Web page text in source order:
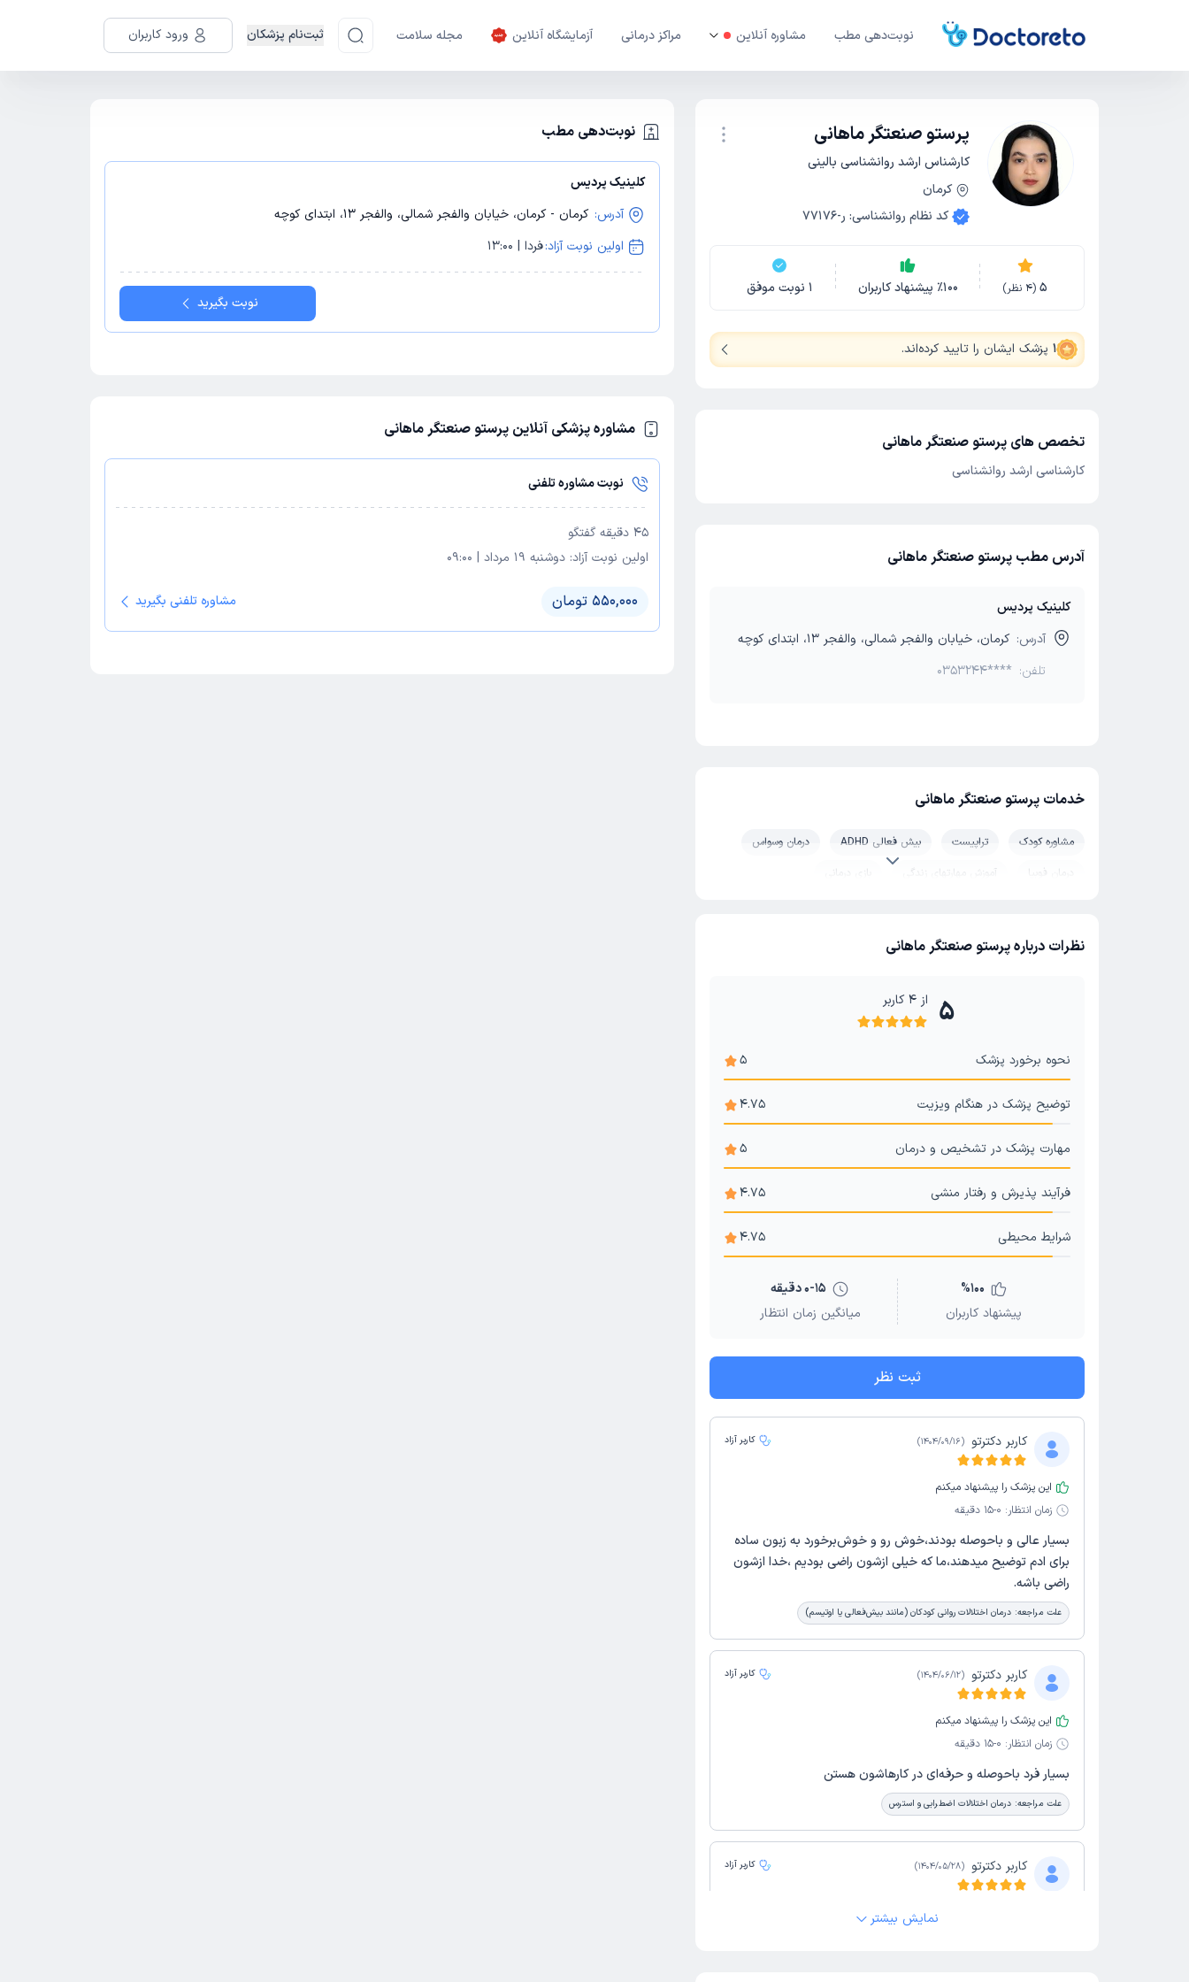
نوبت‌دهی مطب مشاوره آنلاین مراکز درمانی آزمایشگاه آنلاین مجله سلامت ثبت‌نام پزشکان ورود کاربران
پرستو صنعتگر ماهانی
کارشناس ارشد روانشناسی بالینی
کرمان
کد نظام روانشناسی: ر-77176
5
(
4 نظر) ٪100 پیشنهاد کاربران 1 نوبت موفق
1 پزشک ایشان را تایید کرده‌اند.
نوبت‌دهی مطب
کلینیک پردیس
آدرس: کرمان - کرمان، خیابان والفجر شمالی، والفجر 13، ابتدای کوچه
اولین نوبت آزاد:فردا | 13:00
نوبت بگیرید
مشاوره پزشکی آنلاین پرستو صنعتگر ماهانی
نوبت مشاوره تلفنی
45 دقیقه گفتگو
اولین نوبت آزاد: دوشنبه 19 مرداد |
09:00
550,000 تومان مشاوره تلفنی بگیرید
تخصص های پرستو صنعتگر ماهانی
کارشناسی ارشد روانشناسی
آدرس مطب پرستو صنعتگر ماهانی
کلینیک پردیس
آدرس: کرمان، خیابان والفجر شمالی، والفجر 13، ابتدای کوچه
تلفن: 0353244****
خدمات پرستو صنعتگر ماهانی
مشاوره کودک تراپیست بیش فعالی ADHD
درمان وسواس
درمان فوبیا
آموزش مهارتهای زندگی
بازی درمانی
مشاوره رفتار درمانی
نظرات درباره پرستو صنعتگر ماهانی
5 از 4کاربر
نحوه برخورد پزشک 5
توضیح پزشک در هنگام ویزیت 4.75
مهارت پزشک در تشخیص و درمان 5
فرآیند پذیرش و رفتار منشی 4.75
شرایط محیطی 4.75
%100
پیشنهاد کاربران
0-15 دقیقه
میانگین زمان انتظار
ثبت نظر
کاربر دکترتو (
1404/09/16
) کاربر آزاد
این پزشک را پیشنهاد میکنم
زمان انتظار: 0-15 دقیقه
بسیار عالی و باحوصله بودند،خوش رو و خوش‌برخورد به زبون ساده
برای ادم توضیح میدهند،ما که خیلی ازشون راضی بودیم ،خدا ازشون
راضی باشه.
علت مراجعه: درمان اختلالات روانی کودکان (مانند بیش‌فعالی یا اوتیسم)
کاربر دکترتو (
1404/06/12
) کاربر آزاد
این پزشک را پیشنهاد میکنم
زمان انتظار: 0-15 دقیقه
بسیار فرد باحوصله و حرفه‌ای در کارهاشون هستن
علت مراجعه: درمان اختلالات اضطرابی و استرس
کاربر دکترتو (
1404/05/28
) کاربر آزاد
این پزشک را پیشنهاد میکنمنمایش بیشتر